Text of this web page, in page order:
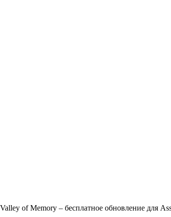
Valley of Memory – бесплатное обновление для